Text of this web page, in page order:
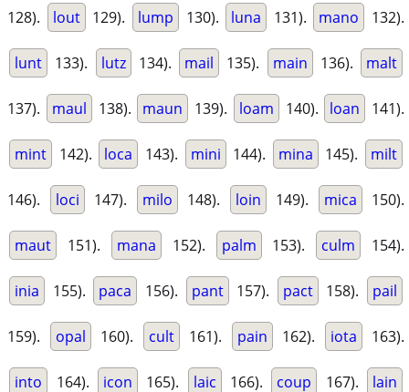
128). lout 129). lump 130). luna 131). mano 132).
lunt 133). lutz 134). mail 135). main 136). malt
137). maul 138). maun 139). loam 140). loan 141).
mint 142). loca 143). mini 144). mina 145). milt
146). loci 147). milo 148). loin 149). mica 150).
maut 151). mana 152). palm 153). culm 154).
inia 155). paca 156). pant 157). pact 158). pail
159). opal 160). cult 161). pain 162). iota 163).
into 164). icon 165). laic 166). coup 167). lain